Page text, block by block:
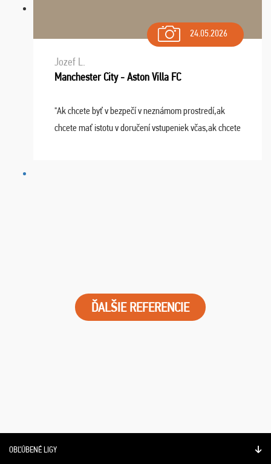
24.05.2026
Jozef L.
Manchester City - Aston Villa FC
"Ak chcete byť v bezpečí v neznámom prostredí,ak
chcete mať istotu v doručení vstupeniek včas,ak chcete
ĎALŠIE REFERENCIE
OBĽÚBENÉ LIGY